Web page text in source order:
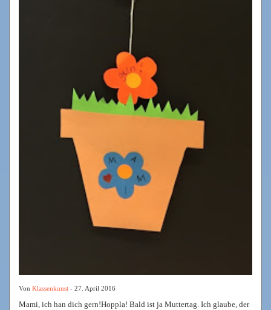
Von Klassenkunst - 27. April 2016
Mami, ich han dich gern!Hoppla! Bald ist ja Muttertag. Ich glaube, der